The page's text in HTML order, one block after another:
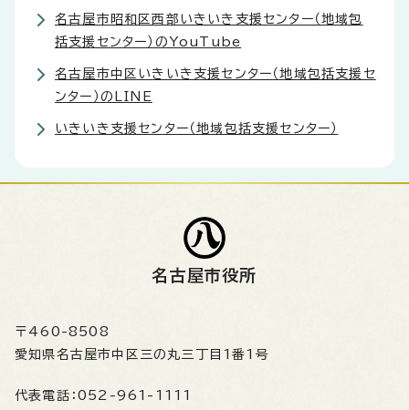
名古屋市昭和区西部いきいき支援センター（地域包
括支援センター）のYouTube
名古屋市中区いきいき支援センター（地域包括支援セ
ンター）のLINE
いきいき支援センター（地域包括支援センター）
名古屋市役所
〒460-8508
愛知県名古屋市中区三の丸三丁目1番1号
代表電話： 052-961-1111